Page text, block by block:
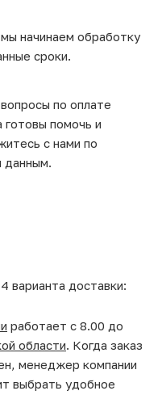
начинаем обработку
сроки.
по оплате
помочь и
с нами по
данным.
варианта доставки:
работает с 8.00 до
области. Когда заказ
менеджер компании
выбрать удобное